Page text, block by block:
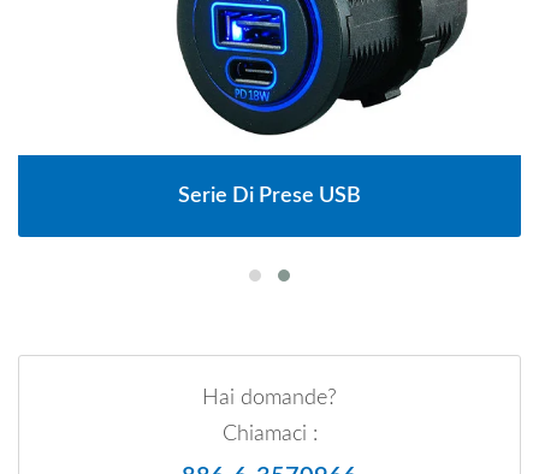
Serie Di Prese USB
Hai domande?
Chiamaci :